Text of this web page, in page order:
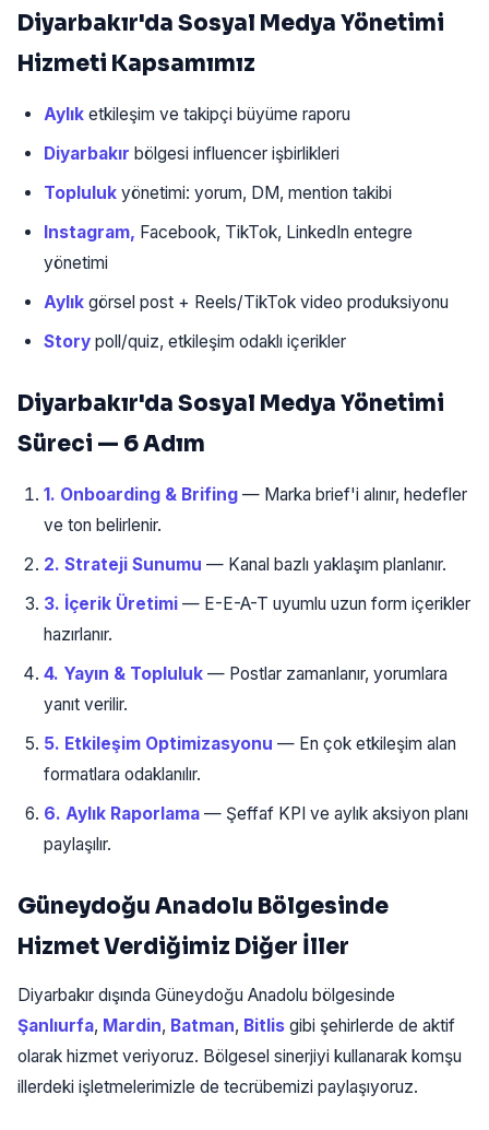
Diyarbakır'da Sosyal Medya Yönetimi
Hizmeti Kapsamımız
Aylık etkileşim ve takipçi büyüme raporu
Diyarbakır bölgesi influencer işbirlikleri
Topluluk yönetimi: yorum, DM, mention takibi
Instagram, Facebook, TikTok, LinkedIn entegre
yönetimi
Aylık görsel post + Reels/TikTok video produksiyonu
Story poll/quiz, etkileşim odaklı içerikler
Diyarbakır'da Sosyal Medya Yönetimi
Süreci — 6 Adım
1. Onboarding & Brifing — Marka brief'i alınır, hedefler
ve ton belirlenir.
2. Strateji Sunumu — Kanal bazlı yaklaşım planlanır.
3. İçerik Üretimi — E-E-A-T uyumlu uzun form içerikler
hazırlanır.
4. Yayın & Topluluk — Postlar zamanlanır, yorumlara
yanıt verilir.
5. Etkileşim Optimizasyonu — En çok etkileşim alan
formatlara odaklanılır.
6. Aylık Raporlama — Şeffaf KPI ve aylık aksiyon planı
paylaşılır.
Güneydoğu Anadolu Bölgesinde
Hizmet Verdiğimiz Diğer İller
Diyarbakır dışında Güneydoğu Anadolu bölgesinde
Şanlıurfa, Mardin, Batman, Bitlis gibi şehirlerde de aktif
olarak hizmet veriyoruz. Bölgesel sinerjiyi kullanarak komşu
illerdeki işletmelerimizle de tecrübemizi paylaşıyoruz.